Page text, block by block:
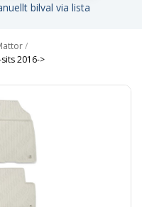
bilval via lista
/
2016->